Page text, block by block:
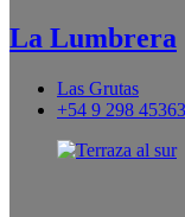
La Lumbrera
Las Grutas
+54 9 298